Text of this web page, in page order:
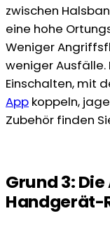
zwischen
eine hohe
Weniger
weniger Ausfälle.
Einschalten, mit
App koppeln,
Zubehör finden
Grund 3:
Handgerät-